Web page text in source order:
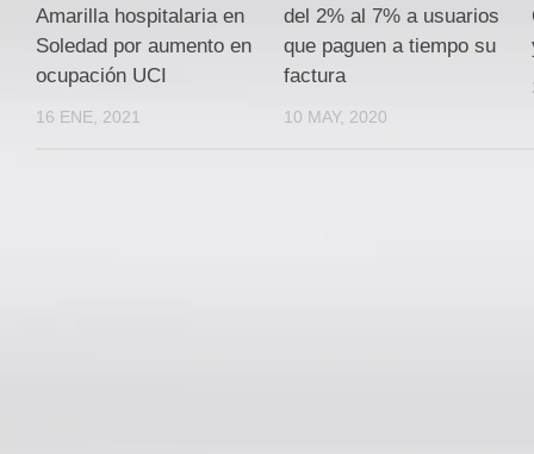
Amarilla hospitalaria en
Soledad por aumento en
ocupación UCI
16 ENE, 2021
del 2% al 7% a usuarios
que paguen a tiempo su
factura
10 MAY, 2020